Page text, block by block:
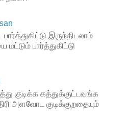
இருந்திடலாம்
பார்த்துகிட்டு
குடிக்க கத்துக்குட்டவங்க
அளவோட குடிக்குறதையும்